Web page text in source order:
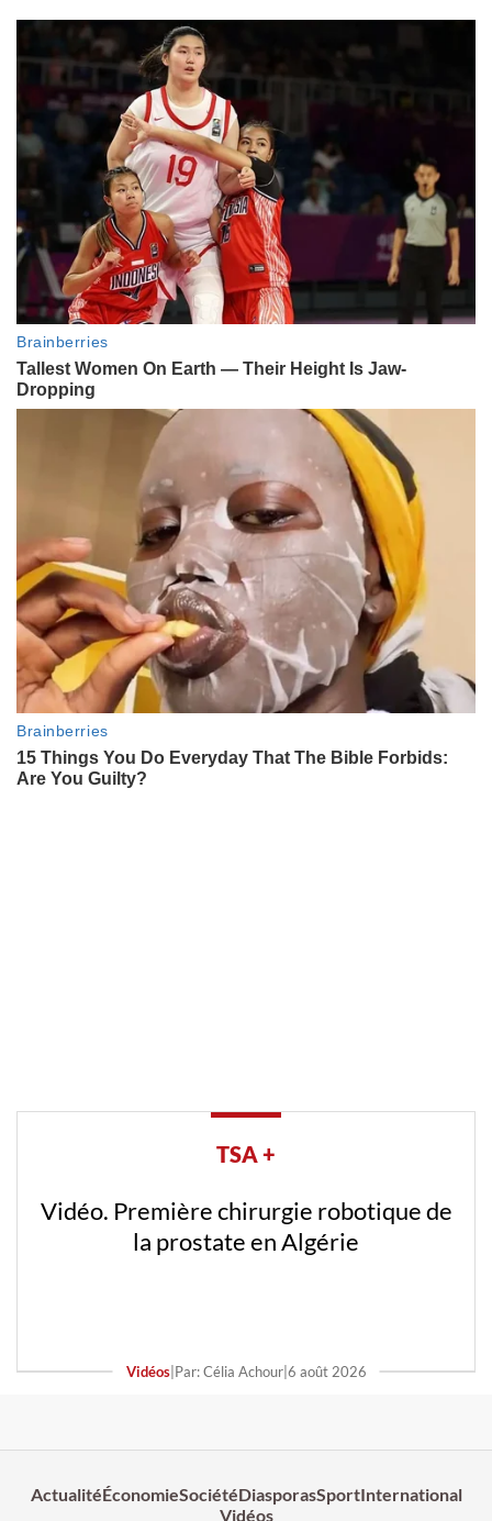
TSA +
Vidéo. Première chirurgie robotique de
la prostate en Algérie
Vidéos| Par: Célia Achour| 6 août 2026
ActualitéÉconomieSociétéDiasporasSportInternational
Vidéos